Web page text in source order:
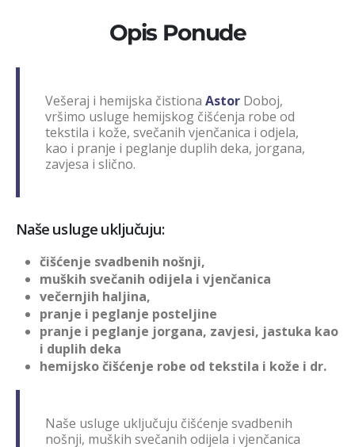
Opis Ponude
Vešeraj i hemijska čistiona Astor Doboj,
vršimo usluge hemijskog čišćenja robe od
tekstila i kože, svečanih vjenčanica i odjela,
kao i pranje i peglanje duplih deka, jorgana,
zavjesa i slično.
Naše usluge uključuju:
čišćenje svadbenih nošnji,
muških svečanih odijela i vjenčanica
večernjih haljina,
pranje i peglanje posteljine
pranje i peglanje jorgana, zavjesi, jastuka kao
i duplih deka
hemijsko čišćenje robe od tekstila i kože i dr.
Naše usluge uključuju čišćenje svadbenih
nošnji, muških svečanih odijela i vjenčanica